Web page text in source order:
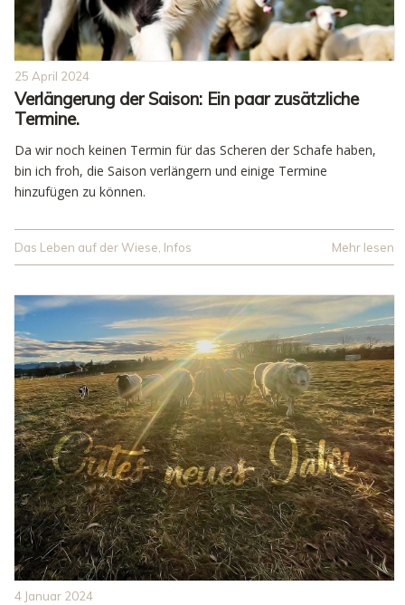
25 April 2024
Verlängerung der Saison: Ein paar zusätzliche
Termine.
Da wir noch keinen Termin für das Scheren der Schafe haben,
bin ich froh, die Saison verlängern und einige Termine
hinzufügen zu können.
Das Leben auf der Wiese, Infos Mehr lesen
4 Januar 2024